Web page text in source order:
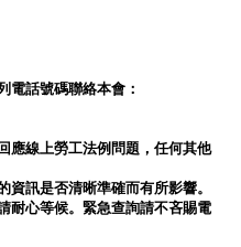
電話號碼聯絡本會：
應線上勞工法例問題，任何其他
資訊是否清晰準確而有所影響。
耐心等候。緊急查詢請不吝賜電